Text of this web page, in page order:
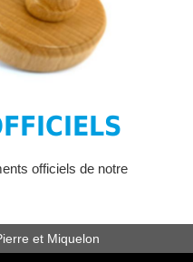
officiels de notre
et Miquelon